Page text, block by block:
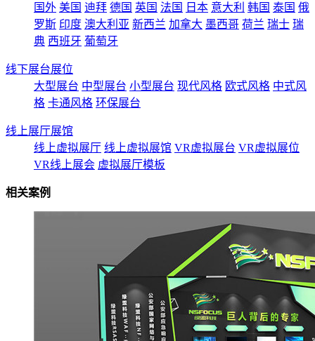
国外 美国 迪拜 德国 英国 法国 日本 意大利 韩国 泰国 俄
罗斯 印度 澳大利亚 新西兰 加拿大 墨西哥 荷兰 瑞士 瑞
典 西班牙 葡萄牙
线下展台展位
大型展台 中型展台 小型展台 现代风格 欧式风格 中式风
格 卡通风格 环保展台
线上展厅展馆
线上虚拟展厅 线上虚拟展馆 VR虚拟展台 VR虚拟展位
VR线上展会 虚拟展厅模板
相关案例